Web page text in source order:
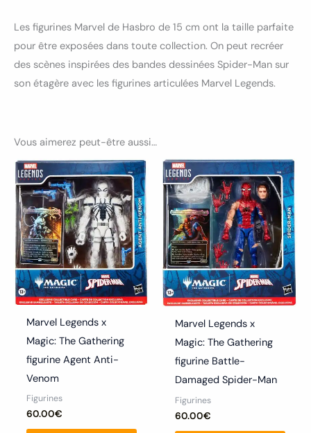
Les figurines Marvel de Hasbro de 15 cm ont la taille parfaite
pour être exposées dans toute collection. On peut recréer
des scènes inspirées des bandes dessinées Spider-Man sur
son étagère avec les figurines articulées Marvel Legends.
Vous aimerez peut-être aussi…
Marvel Legends x
Magic: The Gathering
figurine Agent Anti-
Venom
Figurines
60.00€
Marvel Legends x
Magic: The Gathering
figurine Battle-
Damaged Spider-Man
Figurines
60.00€